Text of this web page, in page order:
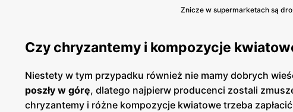
Znicze w supermarketach są
Czy chryzantemy i kompozycje
Niestety w tym przypadku również nie mamy dobrych
poszły w górę, dlatego najpierw producenci zostali
chryzantemy i różne kompozycje kwiatowe trzeba